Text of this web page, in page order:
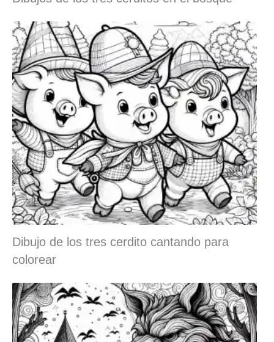
Dibujo de los tres cerdito cantando para
colorear